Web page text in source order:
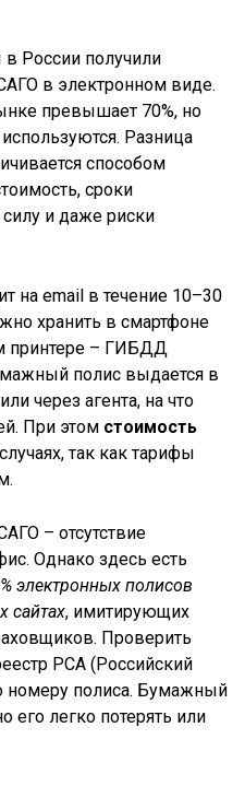
России получили
в электронном виде.
превышает 70%, но
Разница
способом
сроки
и даже риски
на email в течение 10–30
хранить в смартфоне
принтере – ГИБДД
полис выдается в
через агента, на что
При этом стоимость
так как тарифы
– отсутствие
Однако здесь есть
электронных полисов
сайтах, имитирующих
Проверить
РСА (Российский
номеру полиса. Бумажный
его легко потерять или